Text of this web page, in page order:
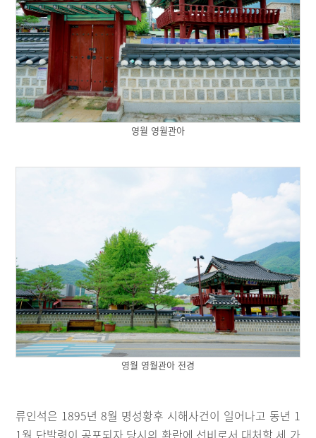
영월 영월관아
영월 영월관아 전경
류인석은 1895년 8월 명성황후 시해사건이 일어나고 동년 1
1월 단발령이 공포되자 당시의 환란에 선비로서 대처할 세 가